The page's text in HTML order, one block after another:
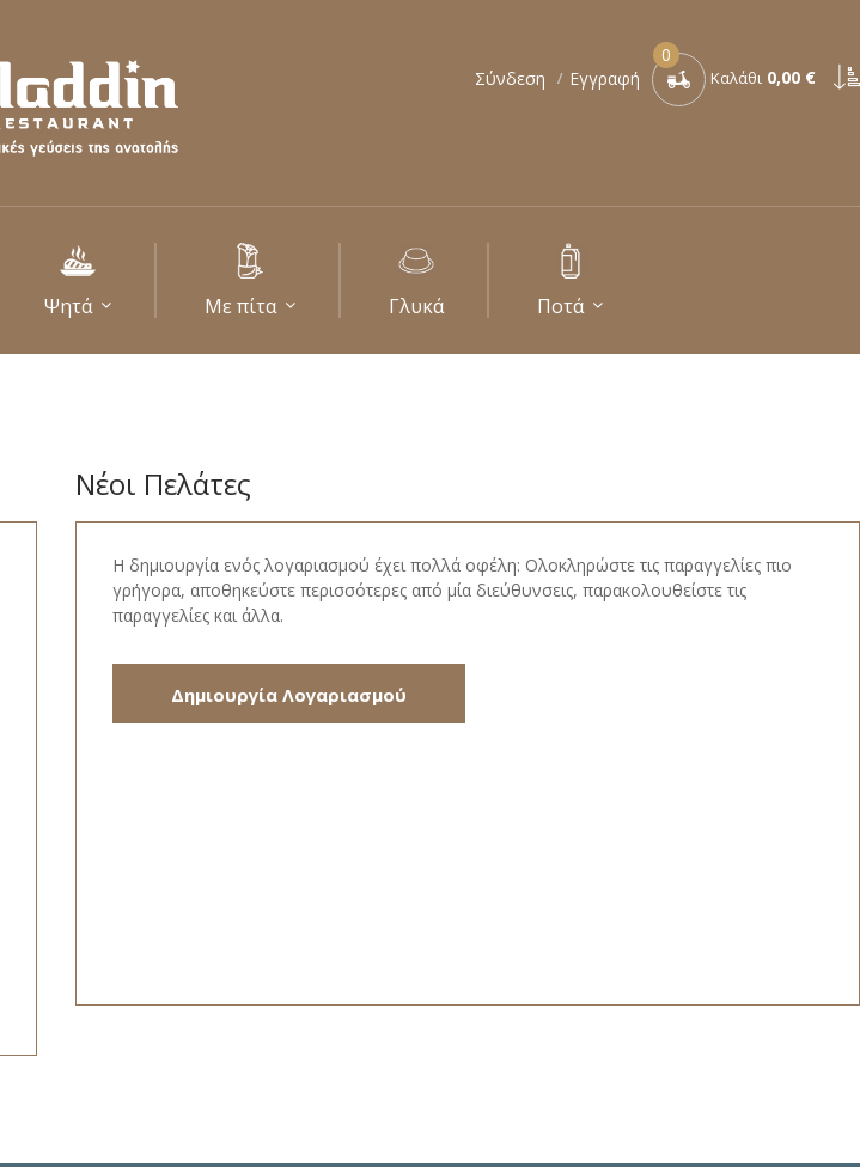
Σύνδεση Εγγραφή
0
Καλάθι 0,00 €
Ψητά Με πίτα Γλυκά Ποτά
Νέοι Πελάτες
Η δημιουργία ενός λογαριασμού έχει πολλά οφέλη: Ολοκληρώστε τις παραγγελίες πιο
γρήγορα, αποθηκεύστε περισσότερες από μία διεύθυνσεις, παρακολουθείστε τις
παραγγελίες και άλλα.
Δημιουργία Λογαριασμού